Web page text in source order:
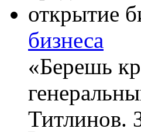
бизнеса
«Берешь
Титлинов.